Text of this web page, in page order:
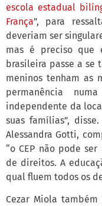
escola estadual
França”, para
deveriam ser
mas é preciso que
brasileira passe a se
meninos tenham as
permanência
independente da
suas famílias”,
Alessandra Gotti,
“o CEP não pode
de direitos. A
qual fluem todos os
Cezar Miola